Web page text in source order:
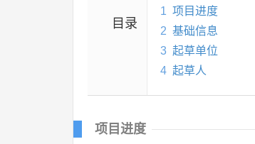
目录
1 项目进度
2 基础信息
3 起草单位
4 起草人
项目进度